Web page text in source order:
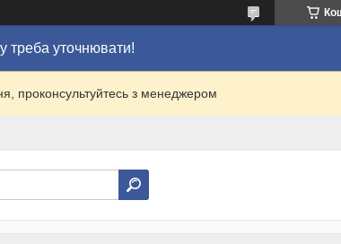
треба уточнювати!
проконсультуйтесь з менеджером